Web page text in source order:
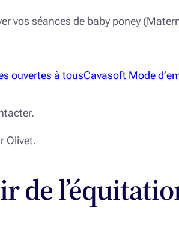
vos séances de baby poney
ouvertes à tousCavasoft Mode
Olivet.
de